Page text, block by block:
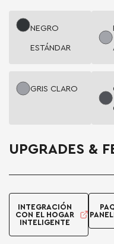
NEGRO
ESTÁNDAR
GRIS CLARO
UPGRADES &
INTEGRACIÓN
CON EL HOGAR
INTELIGENTE